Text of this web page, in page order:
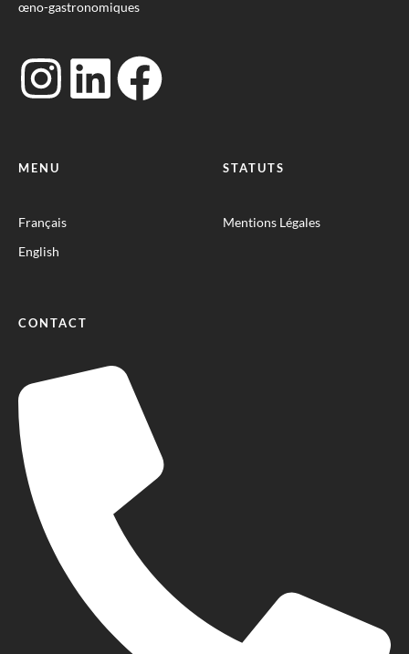
œno-gastronomiques
MENU
Français
English
STATUTS
Mentions Légales
CONTACT